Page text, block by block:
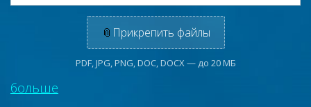
📎 Прикрепить файлы
PDF, JPG, PNG, DOC, DOCX — до 20 МБ
больше